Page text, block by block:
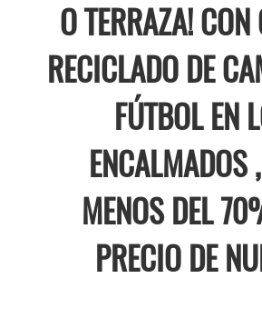
O TERRAZA! CON
RECICLADO DE
FÚTBOL EN
ENCALMADOS
MENOS DEL
PRECIO DE